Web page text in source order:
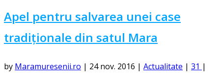
Apel pentru salvarea unei case
tradiționale din satul Mara
by Maramuresenii.ro | 24 nov. 2016 | Actualitate | 31 |